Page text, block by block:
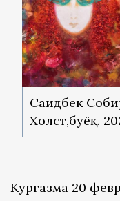
Саидбек
Холст,бўёқ.
Кўргазма 20